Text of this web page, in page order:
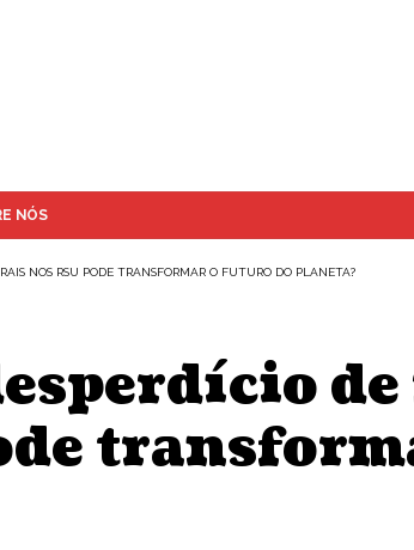
NÓS
NOS RSU PODE TRANSFORMAR O FUTURO DO PLANETA?